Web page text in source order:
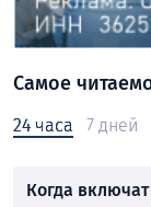
Самое
24 часа 7 дней
Когда